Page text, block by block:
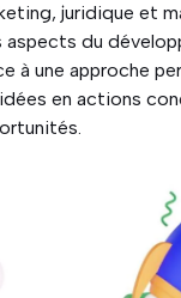
juridique et
aspects du
à une approche
en actions